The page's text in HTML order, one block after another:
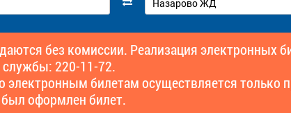
без комиссии. Реализация электронных
службы: 220-11-72.
электронным билетам осуществляется
оформлен билет.